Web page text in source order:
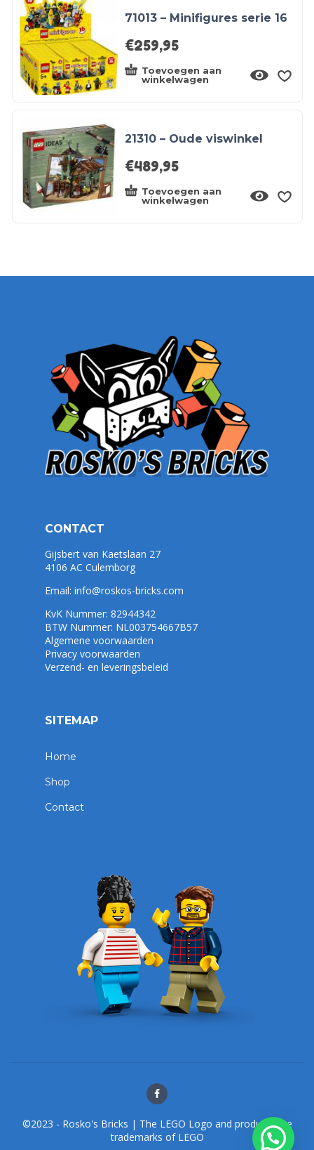
71013 – Minifigures serie 16
€259,95
Toevoegen aan
winkelwagen
21310 – Oude viswinkel
€489,95
Toevoegen aan
winkelwagen
CONTACT
Gijsbert van Kaetslaan 27
4106 AC Culemborg
Email: info@roskos-bricks.com
KvK Nummer: 82944342
BTW Nummer: NL003754667B57
Algemene voorwaarden
Privacy voorwaarden
Verzend- en leveringsbeleid
SITEMAP
Home
Shop
Contact
©2023 - Rosko's Bricks | The LEGO Logo and products are
trademarks of LEGO